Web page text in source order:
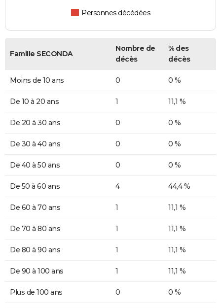
Personnes décédées
Famille SECONDA
Nombre de
décès
% des
décès
Moins de 10 ans 0 0 %
De 10 à 20 ans 1 11,1 %
De 20 à 30 ans 0 0 %
De 30 à 40 ans 0 0 %
De 40 à 50 ans 0 0 %
De 50 à 60 ans 4 44,4 %
De 60 à 70 ans 1 11,1 %
De 70 à 80 ans 1 11,1 %
De 80 à 90 ans 1 11,1 %
De 90 à 100 ans 1 11,1 %
Plus de 100 ans 0 0 %